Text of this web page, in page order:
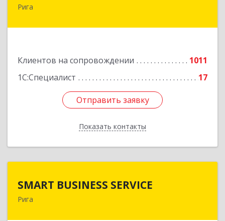
Рига
Клиентов на сопровождении
1011
1С:Специалист
17
Отправить заявку
Показать контакты
Отправить заявку
Назад
SMART BUSINESS SERVICE
Рига